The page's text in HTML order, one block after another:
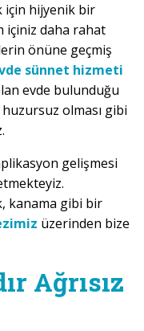
için hijyenik bir
içiniz daha rahat
önüne geçmiş
sünnet hizmeti
evde bulunduğu
olması gibi
gelişmesi
kanama gibi bir
üzerinden bize
Ağrısız